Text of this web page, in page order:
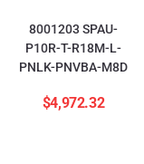
8001203 SPAU-
P10R-T-R18M-L-
PNLK-PNVBA-M8D
$4,972.32